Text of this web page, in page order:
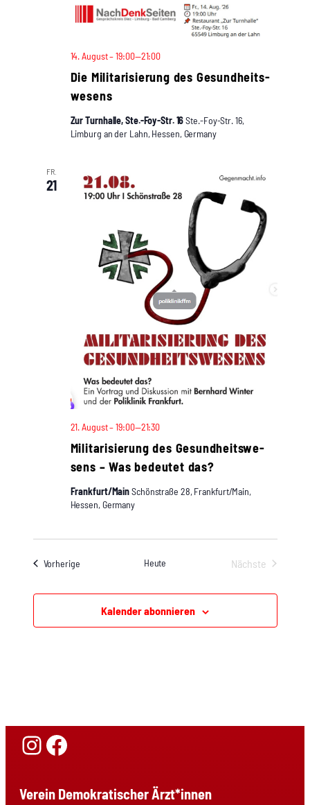
Die Mili­ta­ri­sie­rung des Gesund­heits­
we­sens
14. August – 19:00—21:00
Zur Turnhalle, Ste.-Foy-Str. 16Ste.-Foy-Str. 16,
Limburg an der Lahn, Hessen, Germany
FR.
21
Mili­ta­ri­sie­rung des Gesund­heits­we­
sens – Was bedeu­tet das?
21. August – 19:00—21:30
Frankfurt/MainSchönstraße 28, Frankfurt/Main,
Hessen, Germany
VorherigeVeranstaltungen Heute
Nächste
Kalender abonnieren
Instagram
Facebook
Verein Demokratischer Ärzt*innen